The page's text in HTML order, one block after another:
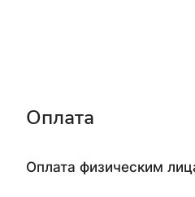
Оплата
Оплата физическим